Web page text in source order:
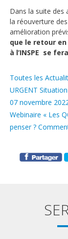
Dans la suite des
la réouverture
amélioration
que le retour
à l’INSPE se fera
Catégories
Toutes les
URGENT
07 novembre
Webinaire « Les
penser ?